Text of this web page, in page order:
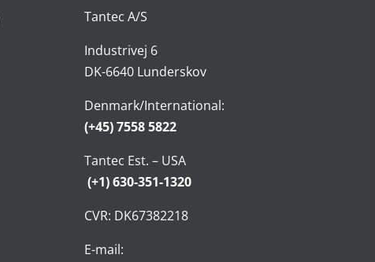
Tantec A/S
Industrivej 6
DK-6640 Lunderskov
Denmark/International:
(+45) 7558 5822
Tantec Est. – USA
(+1) 630-351-1320
CVR: DK67382218
E-mail: